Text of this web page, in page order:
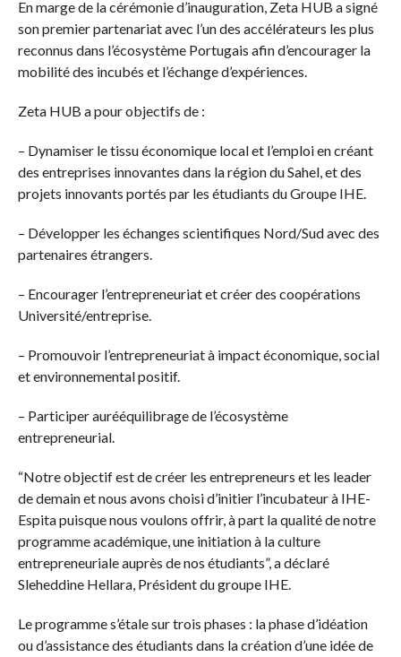
En marge de la cérémonie d’inauguration, Zeta HUB a signé
son premier partenariat avec l’un des accélérateurs les plus
reconnus dans l’écosystème Portugais afin d’encourager la
mobilité des incubés et l’échange d’expériences.
Zeta HUB a pour objectifs de :
– Dynamiser le tissu économique local et l’emploi en créant
des entreprises innovantes dans la région du Sahel, et des
projets innovants portés par les étudiants du Groupe IHE.
– Développer les échanges scientifiques Nord/Sud avec des
partenaires étrangers.
– Encourager l’entrepreneuriat et créer des coopérations
Université/entreprise.
– Promouvoir l’entrepreneuriat à impact économique, social
et environnemental positif.
– Participer aurééquilibrage de l’écosystème
entrepreneurial.
“Notre objectif est de créer les entrepreneurs et les leader
de demain et nous avons choisi d’initier l’incubateur à IHE-
Espita puisque nous voulons offrir, à part la qualité de notre
programme académique, une initiation à la culture
entrepreneuriale auprès de nos étudiants”, a déclaré
Sleheddine Hellara, Président du groupe IHE.
Le programme s’étale sur trois phases : la phase d’idéation
ou d’assistance des étudiants dans la création d’une idée de